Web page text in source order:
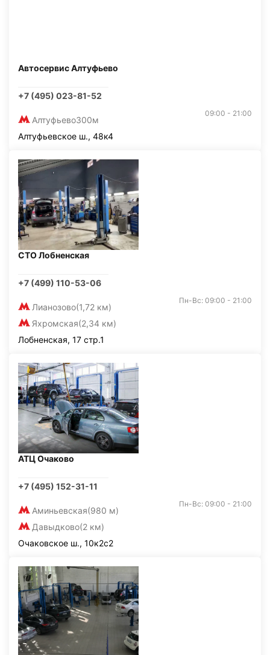
Автосервис Алтуфьево
+7 (495) 023-81-52
Алтуфьево300м
09:00 - 21:00
Алтуфьевское ш., 48к4
СТО Лобненская
+7 (499) 110-53-06
Лианозово(1,72 км)
Яхромская(2,34 км)
Пн-Вс: 09:00 - 21:00
Лобненская, 17 стр.1
АТЦ Очаково
+7 (495) 152-31-11
Аминьевская(980 м)
Давыдково(2 км)
Пн-Вс: 09:00 - 21:00
Очаковское ш., 10к2с2